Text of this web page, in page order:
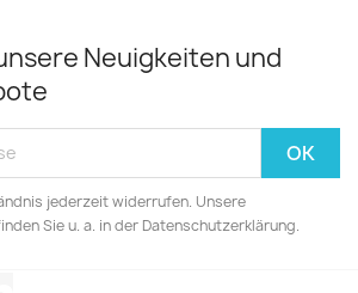
Neuigkeiten und
jederzeit widerrufen. Unsere
Sie u. a. in der Datenschutzerklärung.